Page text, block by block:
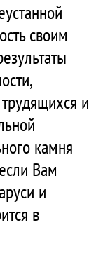
своим
и
камня
Вам
и
в